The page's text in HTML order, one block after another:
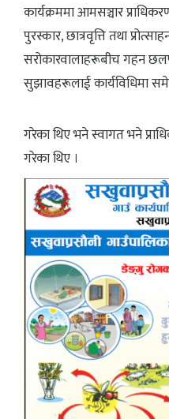
कार्यक्रममा आमसञ्चार
पुरस्कार, छात्रवृत्ति तथा
सरोकारवालाहरूबीच गहन
सुझावहरूलाई कार्यविधिमा
गरेका थिए भने स्वागत भने
गरेका थिए ।